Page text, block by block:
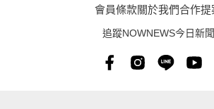
會員條款關於我們合作提
追蹤NOWNEWS今日新聞